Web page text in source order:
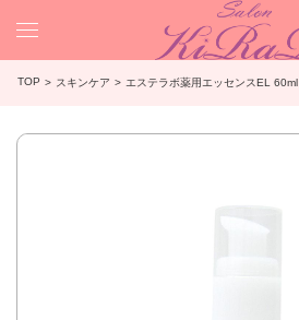
TOP スキンケア エステラボ薬用エッセンスEL 60ml